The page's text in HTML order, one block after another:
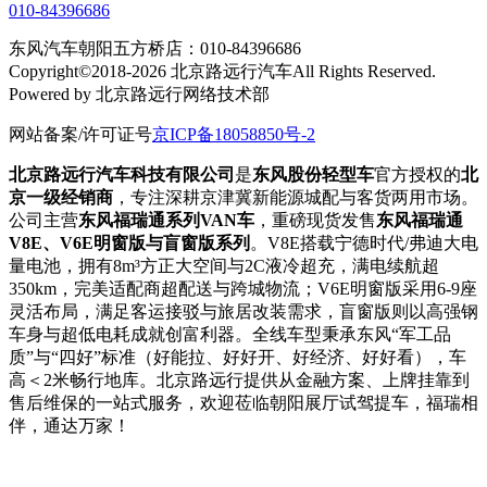
010-84396686
东风汽车朝阳五方桥店：010-84396686
Copyright©2018-2026 北京路远行汽车All Rights Reserved.
Powered by 北京路远行网络技术部
网站备案/许可证号京ICP备18058850号-2
北京路远行汽车科技有限公司 是东风股份轻型车官方授权的北
京一级经销商 ，专注深耕京津冀新能源城配与客货两用市场。
公司主营东风福瑞通系列VAN车 ，重磅现货发售东风福瑞通
V8E、V6E明窗版与盲窗版系列 。V8E搭载宁德时代/弗迪大电
量电池，拥有8m³方正大空间与2C液冷超充，满电续航超
350km，完美适配商超配送与跨城物流；V6E明窗版采用6-9座
灵活布局，满足客运接驳与旅居改装需求，盲窗版则以高强钢
车身与超低电耗成就创富利器。全线车型秉承东风“军工品
质”与“四好”标准（好能拉、好好开、好经济、好好看），车
高＜2米畅行地库。北京路远行提供从金融方案、上牌挂靠到
售后维保的一站式服务，欢迎莅临朝阳展厅试驾提车，福瑞相
伴，通达万家！